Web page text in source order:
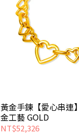
黃金手鍊【愛心串連
金工藝 GOLD
NT$52,326